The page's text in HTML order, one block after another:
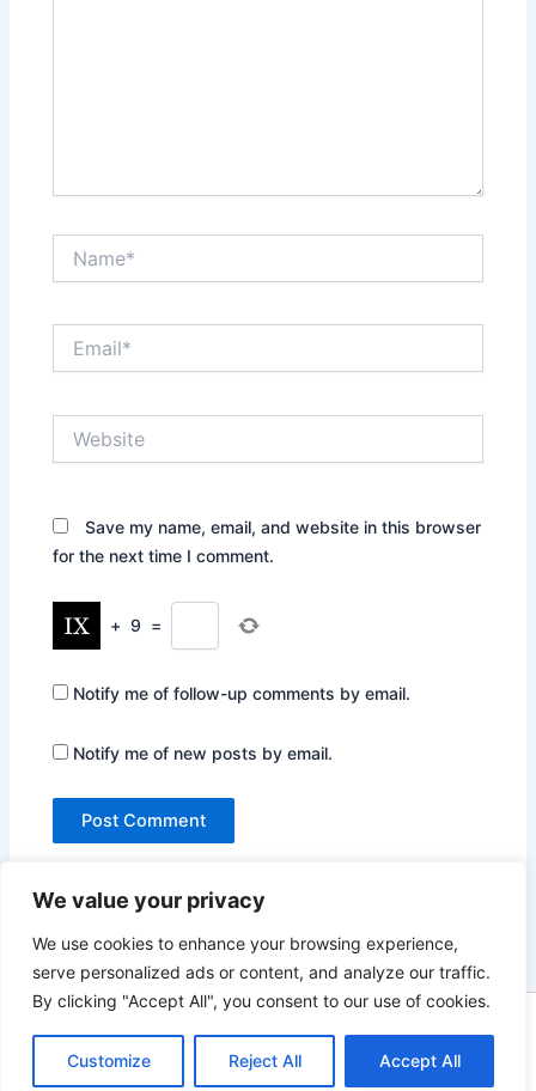
We value your privacy
We use cookies to enhance your browsing experience,
serve personalized ads or content, and analyze our traffic.
By clicking "Accept All", you consent to our use of cookies.
Customize Reject All Accept All
Save my name, email, and website in this browser
for the next time I comment.
+ 9 =
Notify me of follow-up comments by email.
Notify me of new posts by email.
Copyright © 2026 Not Only Hollywood | Powered byAstra
WordPress Theme